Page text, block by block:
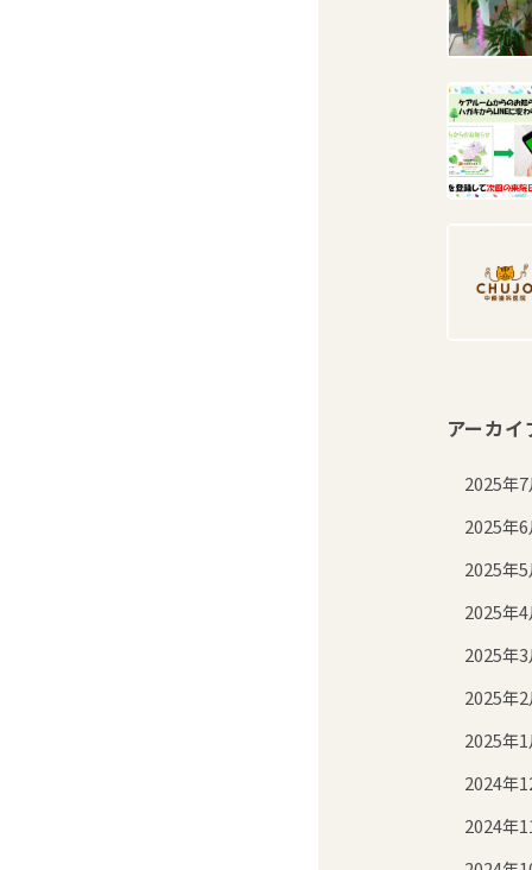
アーカイ
2025年
2025年
2025年
2025年
2025年
2025年
2025年
2024年
2024年